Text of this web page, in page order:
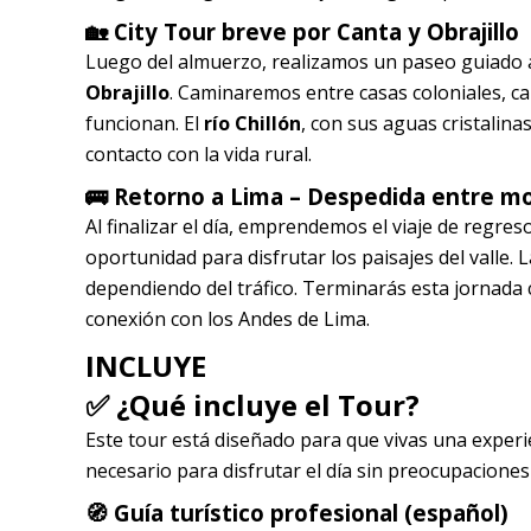
🏡 City Tour breve por Canta y Obrajillo
Luego del almuerzo, realizamos un paseo
Obrajillo. Caminaremos entre casas coloniales,
funcionan. El río Chillón, con sus aguas
contacto con la vida rural.
🚌 Retorno a Lima – Despedida entre
Al finalizar el día, emprendemos el viaje de
oportunidad para disfrutar los paisajes del valle.
dependiendo del tráfico. Terminarás esta
conexión con los Andes de Lima.
INCLUYE
✅ ¿Qué incluye el Tour?
Este tour está diseñado para que vivas una
necesario para disfrutar el día sin
🧭 Guía turístico profesional (español)